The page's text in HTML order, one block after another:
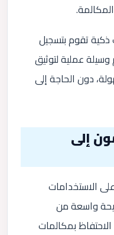
تقوم بتسجيل
وسيلة عملية لتوثيق
دون الحاجة إلى
إلى
الاستخدامات
واسعة من
بمكالمات